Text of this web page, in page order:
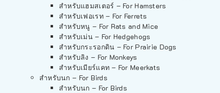
สำหรับแฮมสเตอร์ – For Hamsters
สำหรับเฟอเรท – For Ferrets
สำหรับหนู – For Rats and Mice
สำหรับเม่น – For Hedgehogs
สำหรับกระรอกดิน – For Prairie Dogs
สำหรับลิง – For Monkeys
สำหรับเมียร์แคท – For Meerkats
สำหรับนก – For Birds
สำหรับนก – For Birds